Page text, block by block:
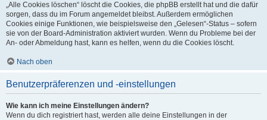
„Alle Cookies löschen“ löscht die Cookies, die phpBB erstellt hat und die dafür
sorgen, dass du im Forum angemeldet bleibst. Außerdem ermöglichen
Cookies einige Funktionen, wie beispielsweise den „Gelesen“-Status – sofern
sie von der Board-Administration aktiviert wurden. Wenn du Probleme bei der
An- oder Abmeldung hast, kann es helfen, wenn du die Cookies löscht.
Nach oben
Benutzerpräferenzen und -einstellungen
Wie kann ich meine Einstellungen ändern?
Wenn du dich registriert hast, werden alle deine Einstellungen in der